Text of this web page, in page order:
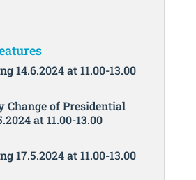
14.6.2024 at 11.00-13.00
Change of Presidential
at 11.00-13.00
17.5.2024 at 11.00-13.00